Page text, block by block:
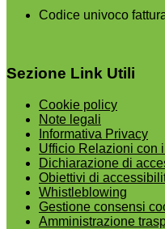
Codice univoco
Sezione Link Utili
Cookie policy
Note legali
Informativa Privacy
Ufficio Relazioni con
Dichiarazione di
Obiettivi di
Whistleblowing
Gestione consensi
Amministrazione